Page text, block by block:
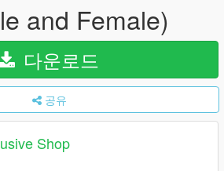
and Female)
다운로드
공유
Shop